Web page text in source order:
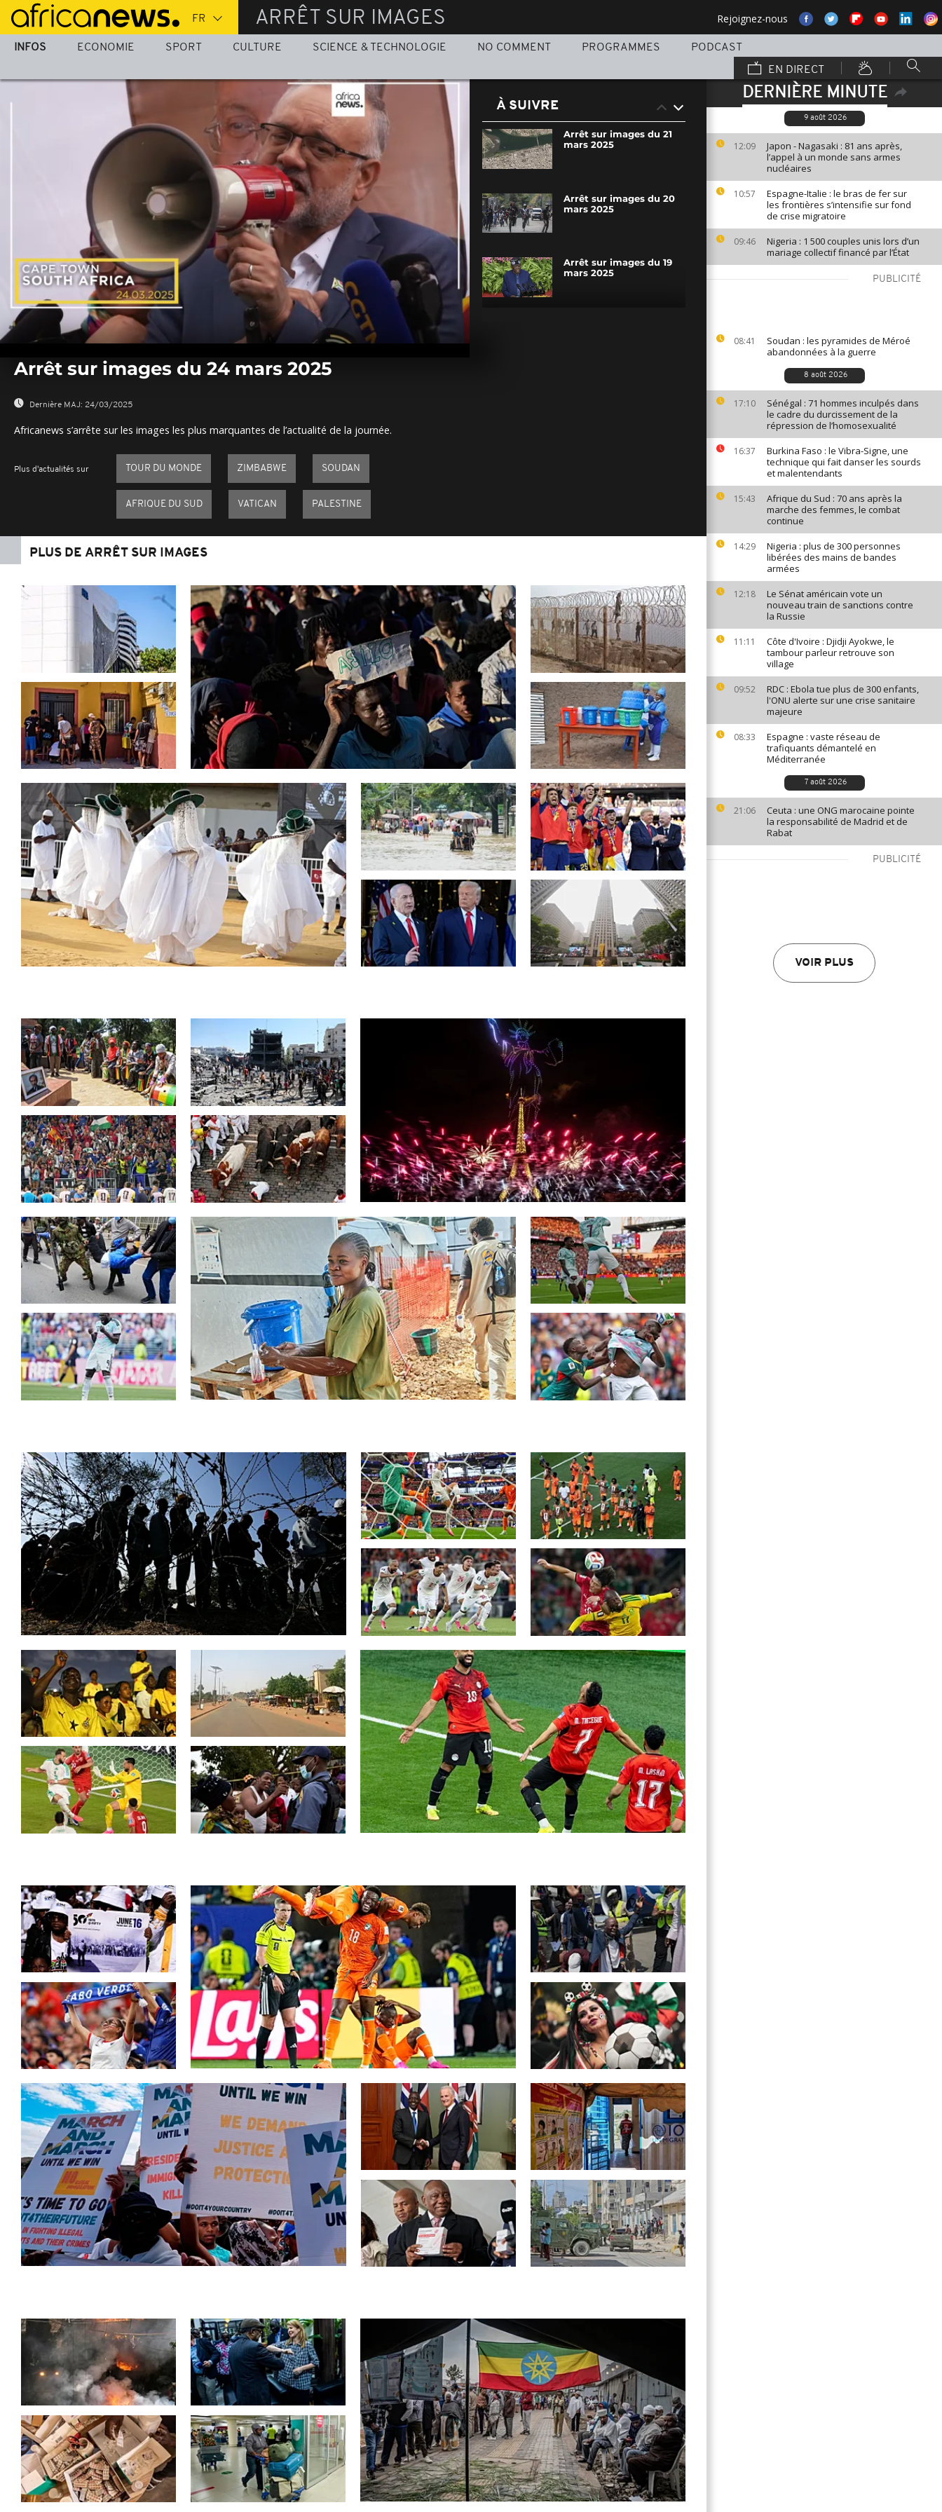
Passer
au
contenu
ARRÊT SUR IMAGES Rejoignez-nous
INFOS ECONOMIE SPORT CULTURE SCIENCE & TECHNOLOGIE NO COMMENT PROGRAMMES
PODCAST
EN DIRECT
DERNIÈRE MINUTE
9 août 2026
12:09
Japon - Nagasaki : 81 ans après,
l’appel à un monde sans armes
nucléaires
10:57
Espagne-Italie : le bras de fer sur
les frontières s’intensifie sur fond
de crise migratoire
09:46
Nigeria : 1 500 couples unis lors d’un
mariage collectif financé par l’État
PUBLICITÉ
08:41
Soudan : les pyramides de Méroé
abandonnées à la guerre
8 août 2026
17:10
Sénégal : 71 hommes inculpés dans
le cadre du durcissement de la
répression de l’homosexualité
16:37
Burkina Faso : le Vibra-Signe, une
technique qui fait danser les sourds
et malentendants
15:43
Afrique du Sud : 70 ans après la
marche des femmes, le combat
continue
14:29
Nigeria : plus de 300 personnes
libérées des mains de bandes
armées
12:18
Le Sénat américain vote un
nouveau train de sanctions contre
la Russie
11:11
Côte d'Ivoire : Djidji Ayokwe, le
tambour parleur retrouve son
village
09:52
RDC : Ebola tue plus de 300 enfants,
l'ONU alerte sur une crise sanitaire
majeure
08:33
Espagne : vaste réseau de
trafiquants démantelé en
Méditerranée
7 août 2026
21:06
Ceuta : une ONG marocaine pointe
la responsabilité de Madrid et de
Rabat
PUBLICITÉ
VOIR PLUS
seconds
0%
Arrêt sur images du 24 mars 2025
Dernière MAJ: 24/03/2025
Africanews s’arrête sur les images les plus marquantes de l’actualité de la journée.
Plus d'actualités sur TOUR DU MONDE ZIMBABWE SOUDAN
AFRIQUE DU SUD VATICAN PALESTINE
À SUIVRE
Arrêt sur images du 21
mars 2025
Arrêt sur images du 20
mars 2025
Arrêt sur images du 19
mars 2025
PLUS DE ARRÊT SUR IMAGES